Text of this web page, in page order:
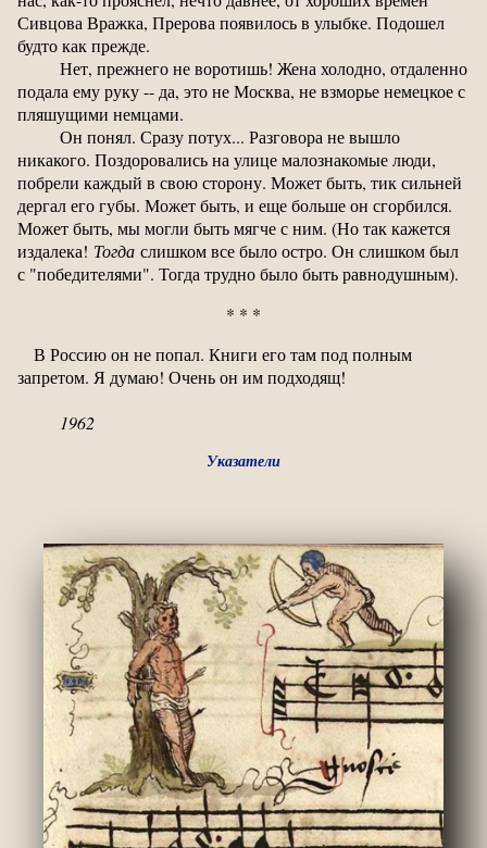
Сивцова Вражка, Прерова появилось в улыбке. Подошел
будто как прежде.
Нет, прежнего не воротишь! Жена холодно, отдаленно
подала ему руку -- да, это не Москва, не взморье немецкое с
пляшущими немцами.
Он понял. Сразу потух... Разговора не вышло
никакого. Поздоровались на улице малознакомые люди,
побрели каждый в свою сторону. Может быть, тик сильней
дергал его губы. Может быть, и еще больше он сгорбился.
Может быть, мы могли быть мягче с ним. (Но так кажется
издалека! Тогда слишком все было остро. Он слишком был
с "победителями". Тогда трудно было быть равнодушным).
* * *
В Россию он не попал. Книги его там под полным
запретом. Я думаю! Очень он им подходящ!
1962
Указатели